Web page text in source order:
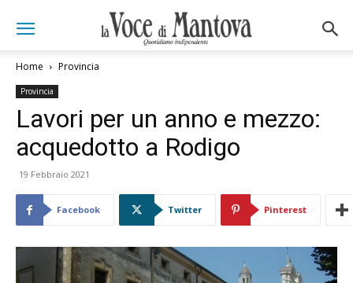
Home Provincia
Provincia
Lavori per un anno e mezzo:
acquedotto a Rodigo
19 Febbraio 2021
Facebook Twitter Pinterest